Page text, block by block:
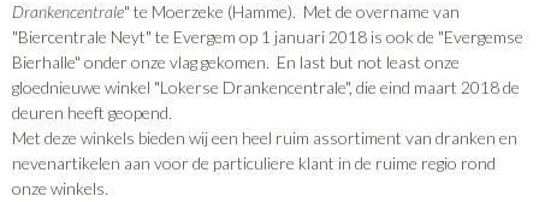
Drankencentrale" te Moerzeke (Hamme). Met de overname van
"Biercentrale Neyt" te Evergem op 1 januari 2018 is ook de "Evergemse
Bierhalle" onder onze vlag gekomen. En last but not least onze
gloednieuwe winkel "Lokerse Drankencentrale", die eind maart 2018 de
deuren heeft geopend.
Met deze winkels bieden wij een heel ruim assortiment van dranken en
nevenartikelen aan voor de particuliere klant in de ruime regio rond
onze winkels.